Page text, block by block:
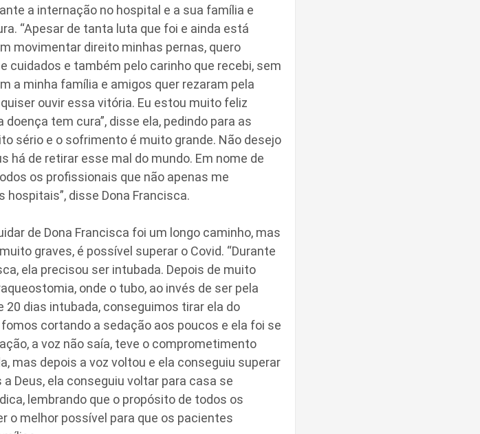
a internação no hospital e a sua família e
“Apesar de tanta luta que foi e ainda está
movimentar direito minhas pernas, quero
cuidados e também pelo carinho que recebi, sem
a minha família e amigos quer rezaram pela
ouvir essa vitória. Eu estou muito feliz
tem cura”, disse ela, pedindo para as
sério e o sofrimento é muito grande. Não desejo
há de retirar esse mal do mundo. Em nome de
os profissionais que não apenas me
disse Dona Francisca.
de Dona Francisca foi um longo caminho, mas
graves, é possível superar o Covid. “Durante
ela precisou ser intubada. Depois de muito
onde o tubo, ao invés de ser pela
20 dias intubada, conseguimos tirar ela do
cortando a sedação aos poucos e ela foi se
a voz não saía, teve o comprometimento
mas depois a voz voltou e ela conseguiu superar
Deus, ela conseguiu voltar para casa se
lembrando que o propósito de todos os
o melhor possível para que os pacientes